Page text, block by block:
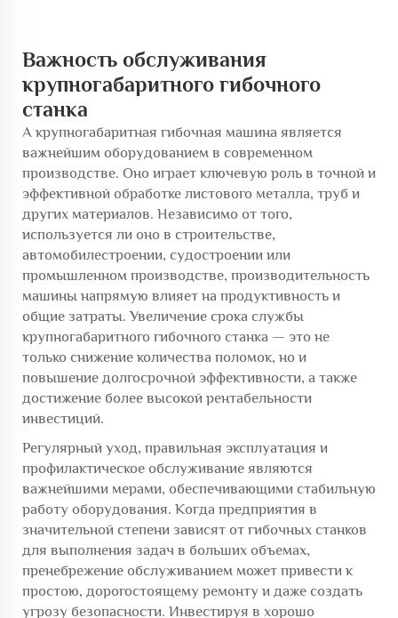
Важность обслуживания
крупногабаритного гибочного
станка
A крупногабаритная гибочная машина является
важнейшим оборудованием в современном
производстве. Оно играет ключевую роль в точной и
эффективной обработке листового металла, труб и
других материалов. Независимо от того,
используется ли оно в строительстве,
автомобилестроении, судостроении или
промышленном производстве, производительность
машины напрямую влияет на продуктивность и
общие затраты. Увеличение срока службы
крупногабаритного гибочного станка — это не
только снижение количества поломок, но и
повышение долгосрочной эффективности, а также
достижение более высокой рентабельности
инвестиций.
Регулярный уход, правильная эксплуатация и
профилактическое обслуживание являются
важнейшими мерами, обеспечивающими стабильную
работу оборудования. Когда предприятия в
значительной степени зависят от гибочных станков
для выполнения задач в больших объемах,
пренебрежение обслуживанием может привести к
простою, дорогостоящему ремонту и даже создать
угрозу безопасности. Инвестируя в хорошо